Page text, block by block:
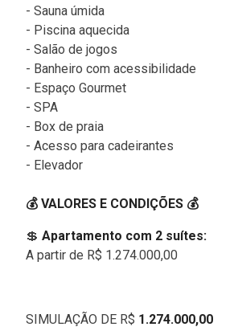
- Sauna úmida
- Piscina aquecida
- Salão de jogos
- Banheiro com acessibilidade
- Espaço Gourmet
- SPA
- Box de praia
- Acesso para cadeirantes
- Elevador
💰 VALORES E CONDIÇÕES 💰
💲 Apartamento com 2 suítes:
A partir de R$ 1.274.000,00
SIMULAÇÃO DE R$ 1.274.000,00